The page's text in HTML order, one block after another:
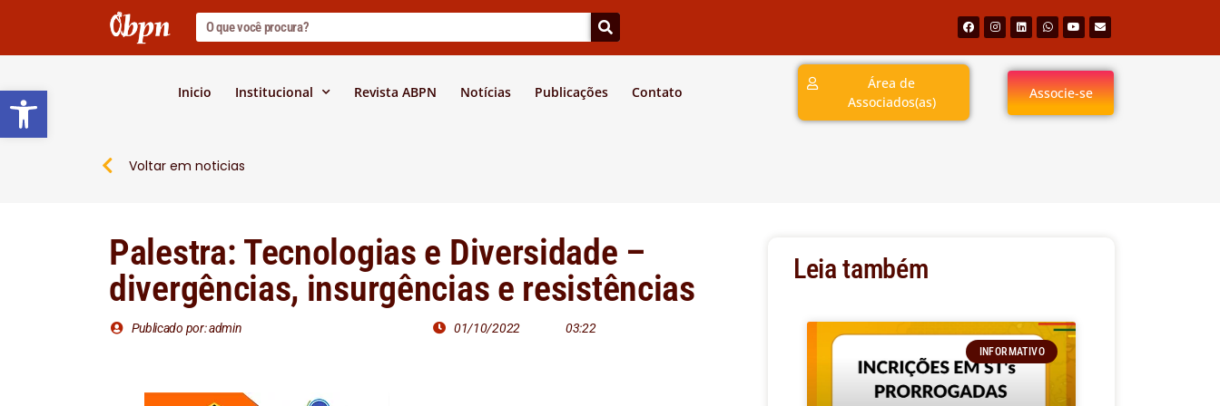
Barra de Ferramentas Aberta
Inicio Institucional Revista ABPN Notícias Publicações Contato
Área de
Associados(as)
Associe-se
Voltar em noticias
Palestra: Tecnologias e Diversidade –
divergências, insurgências e resistências
Publicado por: admin 01/10/2022 03:22
Leia também
INFORMATIVO